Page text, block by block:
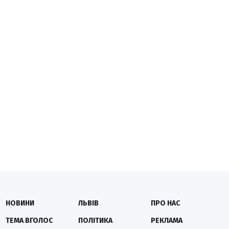
НОВИНИ
ТЕМА ВГОЛОС
ЛЬВІВ
ПОЛІТИКА
ПРО НАС
РЕКЛАМА